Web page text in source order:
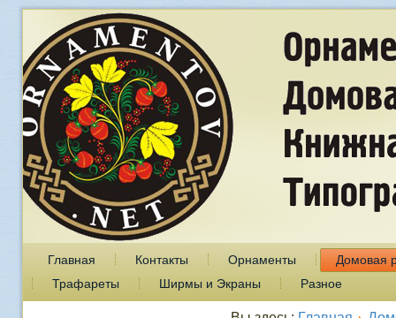
Главная Контакты Орнаменты
Домовая
Трафареты
Ширмы и Экраны Разное